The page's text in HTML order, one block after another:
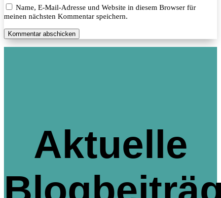
Name, E-Mail-Adresse und Website in diesem Browser für
meinen nächsten Kommentar speichern.
Kommentar abschicken
Aktuelle